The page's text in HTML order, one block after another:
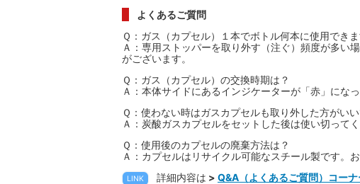
よくあるご質問
Ｑ：ガス（カプセル）１本でボトル何本に使用でき
Ａ：専用ストッパーを取り外す（注ぐ）頻度が多い
がございます。
Ｑ：ガス（カプセル）の交換時期は？
Ａ：本体サイドにあるインジケーターが「赤」にな
Ｑ：使わない時はガスカプセルも取り外した方がい
Ａ：炭酸ガスカプセルをセットした後は使い切って
Ｑ：使用後のカプセルの廃棄方法は？
Ａ：カプセルはリサイクル可能なスチール製です。
LINK 詳細内容は > Q&A（よくあるご質問）コーナ